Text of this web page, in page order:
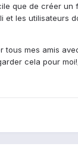
que de créer un
et les utilisateurs
tous mes amis
cela pour